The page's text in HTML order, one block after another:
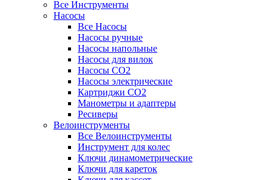
Все Инструменты
Насосы
Все Насосы
Насосы ручные
Насосы напольные
Насосы для вилок
Насосы CO2
Насосы электрические
Картриджи CO2
Манометры и адаптеры
Ресиверы
Велоинструменты
Все Велоинструменты
Инструмент для колес
Ключи динамометрические
Ключи для кареток